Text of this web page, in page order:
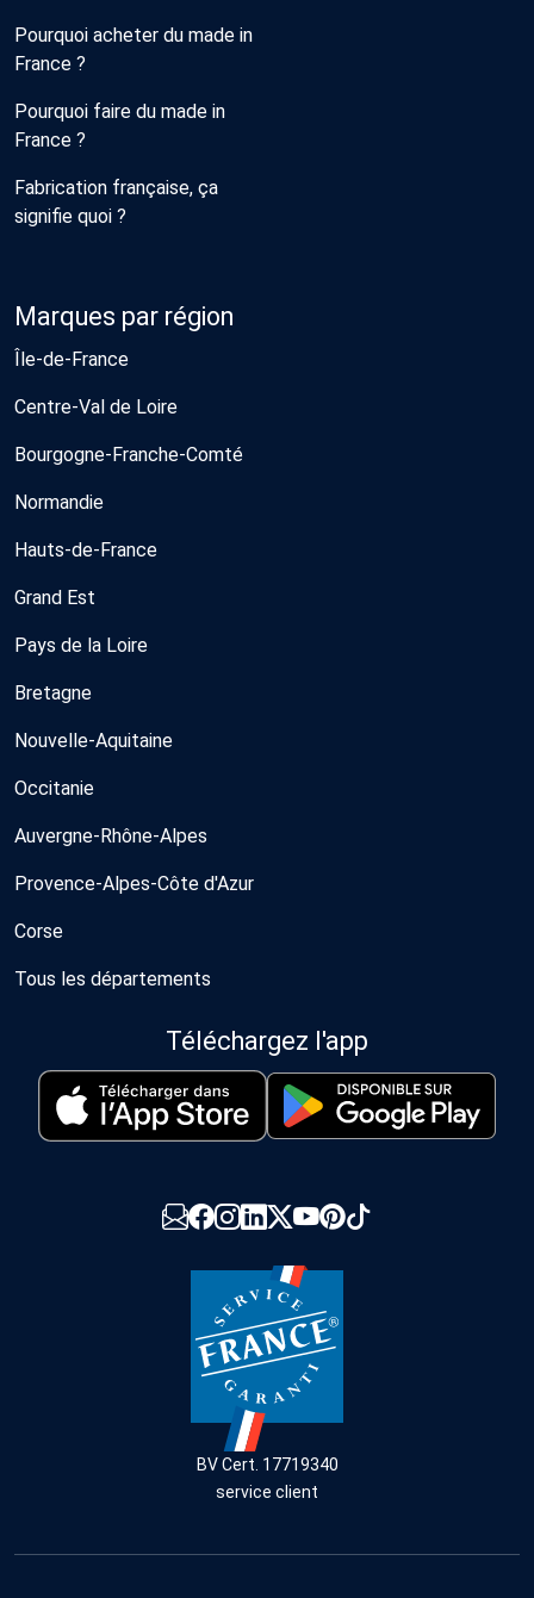
Pourquoi acheter du made in
France ?
Pourquoi faire du made in
France ?
Fabrication française, ça
signifie quoi ?
Marques par région
Île-de-France
Centre-Val de Loire
Bourgogne-Franche-Comté
Normandie
Hauts-de-France
Grand Est
Pays de la Loire
Bretagne
Nouvelle-Aquitaine
Occitanie
Auvergne-Rhône-Alpes
Provence-Alpes-Côte d'Azur
Corse
Tous les départements
Téléchargez l'app
BV Cert. 17719340
service client